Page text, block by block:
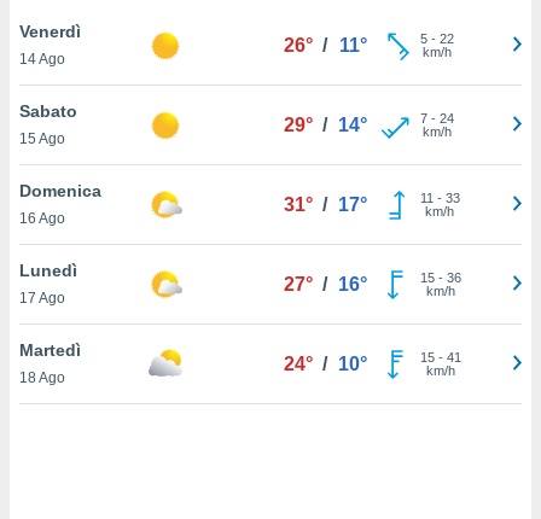
il tuo
in
a piè
del
web.
Venerdì
14 Ago
26° / 11° 5- 22
km/h
Sabato
15 Ago
29° / 14° 7- 24
km/h
Domenica
16 Ago
31° / 17° 11 - 33
km/h
Lunedì
17 Ago
27° / 16° 15- 36
km/h
Martedì
18 Ago
24° / 10° 15- 41
km/h